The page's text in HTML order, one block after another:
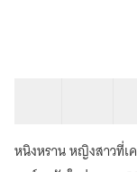
ใหญ่
ยุค
80
หนิงหราน หญิงสาวที่เ